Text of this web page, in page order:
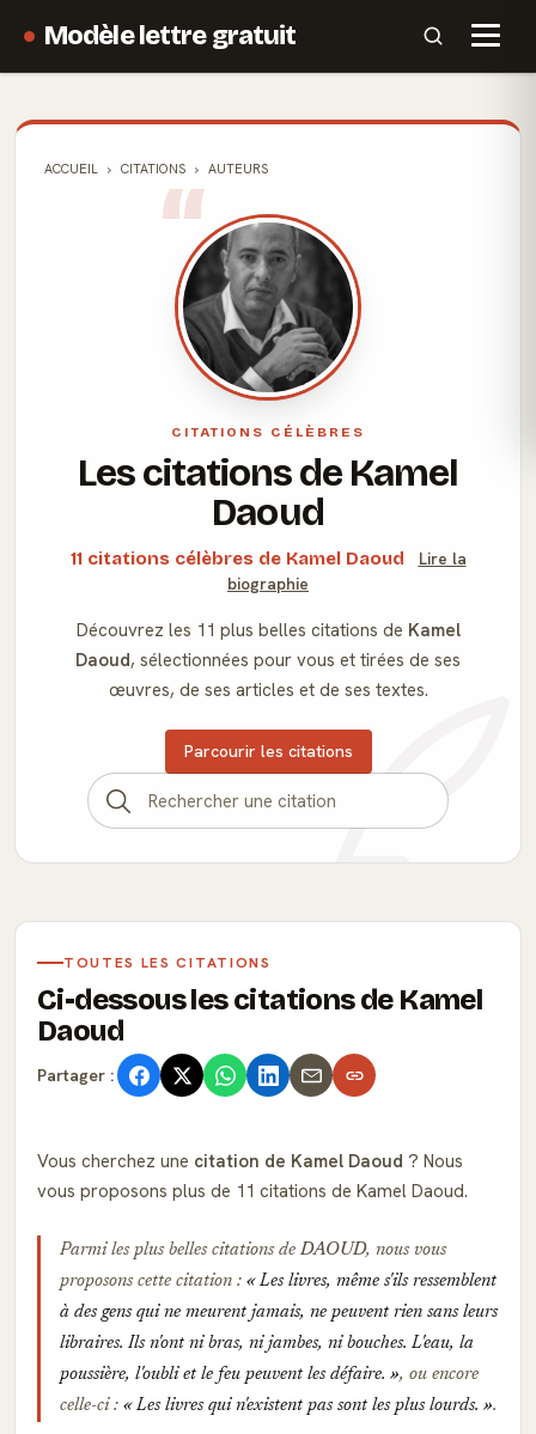
Modèle lettre gratuit
ACCUEIL CITATIONS AUTEURS
CITATIONS CÉLÈBRES
Les citations de Kamel
Daoud
11 citations célèbres de Kamel Daoud
Lire la
biographie
Découvrez les 11 plus belles citations de Kamel
Daoud, sélectionnées pour vous et tirées de ses
œuvres, de ses articles et de ses textes.
Parcourir les citations
TOUTES LES CITATIONS
Ci-dessous les citations de Kamel
Daoud
Partager :
Vous cherchez une citation de Kamel Daoud ? Nous
vous proposons plus de 11 citations de Kamel Daoud.
Parmi les plus belles citations de DAOUD, nous vous
proposons cette citation :
Les livres, même s'ils ressemblent
à des gens qui ne meurent jamais, ne peuvent rien sans leurs
libraires. Ils n'ont ni bras, ni jambes, ni bouches. L'eau, la
poussière, l'oubli et le feu peuvent les défaire.
, ou encore
celle-ci :
Les livres qui n'existent pas sont les plus lourds. .